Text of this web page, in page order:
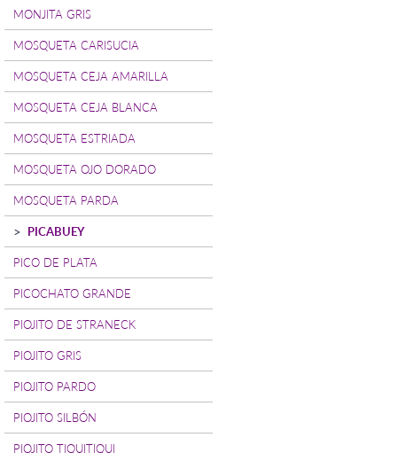
MONJITA GRIS
MOSQUETA CARISUCIA
MOSQUETA CEJA AMARILLA
MOSQUETA CEJA BLANCA
MOSQUETA ESTRIADA
MOSQUETA OJO DORADO
MOSQUETA PARDA
PICABUEY
PICO DE PLATA
PICOCHATO GRANDE
PIOJITO DE STRANECK
PIOJITO GRIS
PIOJITO PARDO
PIOJITO SILBÓN
PIOJITO TIQUITIQUI